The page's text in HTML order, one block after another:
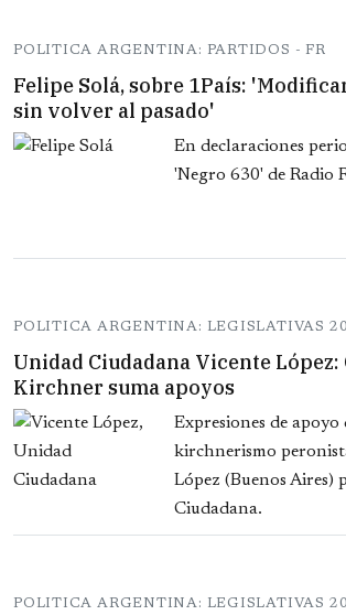
POLITICA ARGENTINA: PARTIDOS - FR
Felipe Solá, sobre 1País:
sin volver al pasado'
En declaraciones
'Negro 630' de Radio
POLITICA ARGENTINA: LEGISLATIVAS
Unidad Ciudadana Vicente
Kirchner suma apoyos
Expresiones de apoyo
kirchnerismo
López (Buenos Aires)
Ciudadana.
POLITICA ARGENTINA: LEGISLATIVAS